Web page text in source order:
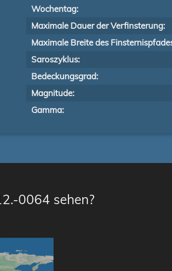
Wochentag:
Maximale Dauer der Verfinsterung:
Maximale Breite des
Saroszyklus:
Bedeckungsgrad:
Magnitude:
Gamma:
0064 sehen?